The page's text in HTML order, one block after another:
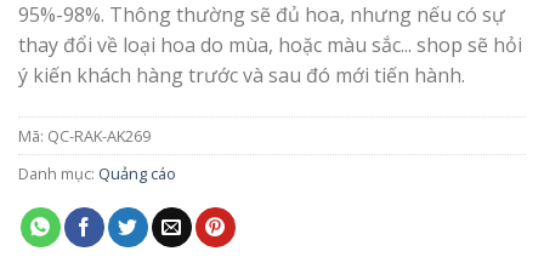
95%-98%. Thông thường sẽ đủ hoa, nhưng nếu có sự
thay đổi về loại hoa do mùa, hoặc màu sắc... shop sẽ hỏi
ý kiến khách hàng trước và sau đó mới tiến hành.
Mã: QC-RAK-AK269
Danh mục: Quảng cáo